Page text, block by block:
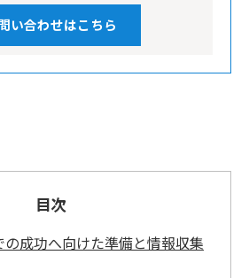
い合わせはこちら
目次
成功へ向けた準備と情報収集